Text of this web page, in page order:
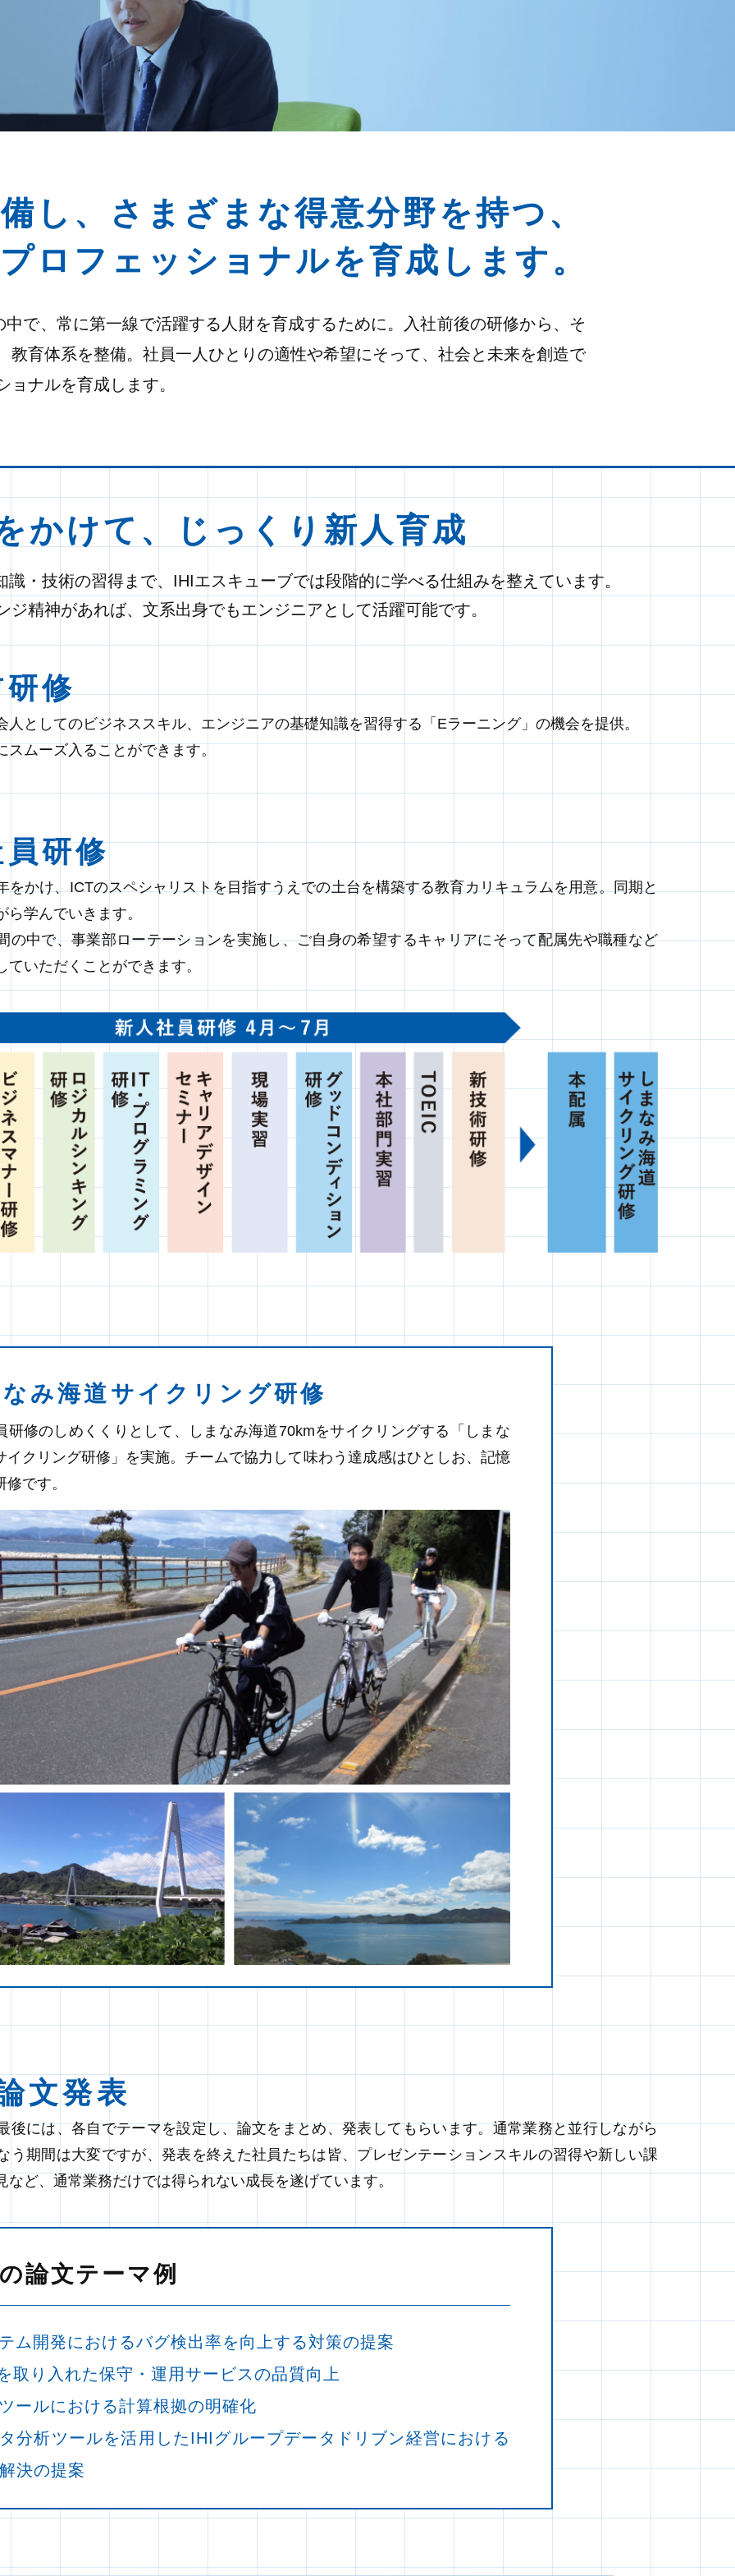
し、さまざまな得意分野を持つ、
ロフェッショナルを育成します。
で、常に第一線で活躍する人財を育成するために。入社前後の研修から、そ
教育体系を整備。社員一人ひとりの適性や希望にそって、社会と未来を創造で
ナルを育成します。
かけて、じっくり新人育成
・技術の習得まで、IHIエスキューブでは段階的に学べる仕組みを整えています。
ジ精神があれば、文系出身でもエンジニアとして活躍可能です。
研修
人としてのビジネススキル、エンジニアの基礎知識を習得する「Eラーニング」の機会を提供。
スムーズ入ることができます。
研修
をかけ、ICTのスペシャリストを目指すうえでの土台を構築する教育カリキュラムを用意。同期と
ら学んでいきます。
の中で、事業部ローテーションを実施し、ご自身の希望するキャリアにそって配属先や職種など
ていただくことができます。
み海道サイクリング研修
研修のしめくくりとして、しまなみ海道70kmをサイクリングする「しまな
イクリング研修」を実施。チームで協力して味わう達成感はひとしお、記憶
です。
文発表
後には、各自でテーマを設定し、論文をまとめ、発表してもらいます。通常業務と並行しながら
う期間は大変ですが、発表を終えた社員たちは皆、プレゼンテーションスキルの習得や新しい課
など、通常業務だけでは得られない成長を遂げています。
論文テーマ例
ム開発におけるバグ検出率を向上する対策の提案
取り入れた保守・運用サービスの品質向上
ールにおける計算根拠の明確化
分析ツールを活用したIHIグループデータドリブン経営における
決の提案